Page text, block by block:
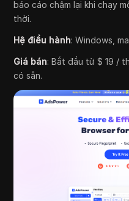
báo cáo chậm lại khi chạy
thời.
Hệ điều hành: Windows,
Giá bán: Bắt đầu từ $ 19 /
có sẵn.